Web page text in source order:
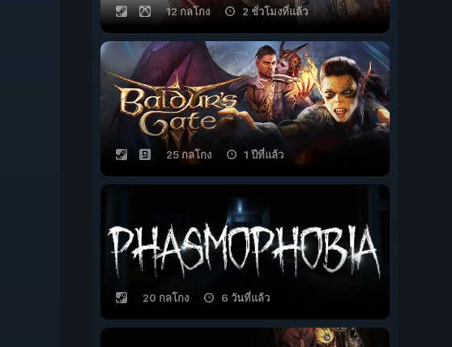
12 กลโกง 2 ชั่วโมงที่แล้ว
25 กลโกง 1 ปีที่แล้ว
20 กลโกง 6 วันที่แล้ว